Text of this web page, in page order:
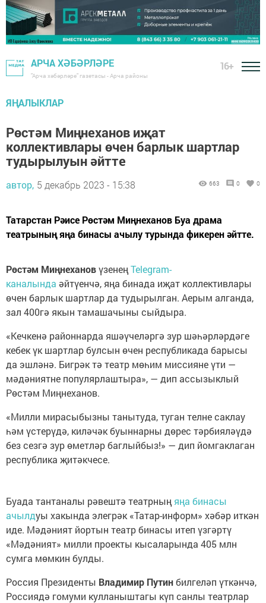
АРЧА ХӘБӘРЛӘРЕ
"Арча хәбәрләре" газетасы - Арча районы
16+
ЯҢАЛЫКЛАР
Рөстәм Миңнеханов иҗат
коллективлары өчен барлык шартлар
тудырылуын әйтте
автор, 5 декабрь 2023 - 15:38 663 0 0
Татарстан Рәисе Рөстәм Миңнеханов Буа драма
театрының яңа бинасы ачылу турында фикерен әйтте.
Рөстәм Миңнехановүзенең Telegram-
каналында әйтүенчә, яңа бинада иҗат коллективлары
өчен барлык шартлар да тудырылган. Аерым алганда,
зал 400гә якын тамашачыны сыйдыра.
«Кечкенә районнарда яшәүчеләргә зур шәһәрләрдәге
кебек үк шартлар булсын өчен республикада барысы
да эшләнә. Бигрәк тә театр мөһим миссияне үти —
мәдәниятне популярлаштыра», — дип ассызыклый
Рөстәм Миңнеханов.
«Милли мирасыбызны танытуда, туган телне саклау
һәм үстерүдә, киләчәк буыннарны дөрес тәрбияләүдә
без сезгә зур өметләр баглыйбыз!» — дип йомгаклаган
республика җитәкчесе.
Буада тантаналы рәвештә театрның яңа бинасы
ачылдуы хакында элегрәк «Татар-информ» хәбәр иткән
иде. Мәдәният йортын театр бинасы итеп үзгәртү
«Мәдәният» милли проекты кысаларында 405 млн
сумга мөмкин булды.
Россия Президенты Владимир Путинбилгеләп үткәнчә,
Россиядә гомуми кулланыштагы күп санлы театрлар